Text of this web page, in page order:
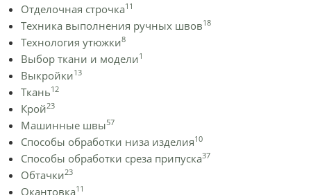
Отделочная строчка11
Техника выполнения ручных швов18
Технология утюжки8
Выбор ткани и модели1
Выкройки13
Ткань12
Крой23
Машинные швы57
Способы обработки низа изделия10
Способы обработки среза припуска37
Обтачки23
Окантовка11